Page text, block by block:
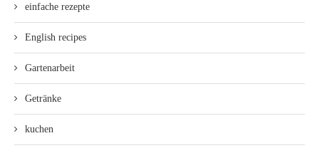
einfache rezepte
English recipes
Gartenarbeit
Getränke
kuchen